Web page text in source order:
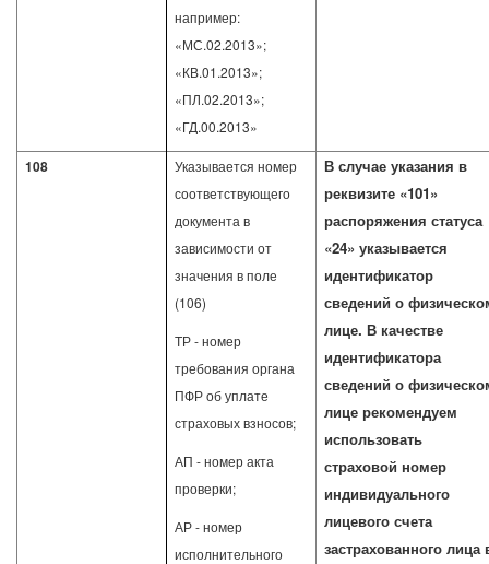
например:
«МС.02.2013»;
«КВ.01.2013»;
«ПЛ.02.2013»;
«ГД.00.2013»
108
Указывается номер
соответствующего
документа в
зависимости от
значения в поле
(106)
ТР - номер
требования органа
ПФР об уплате
страховых взносов;
АП - номер акта
проверки;
АР - номер
исполнительного
В случае указания в
реквизите «101»
распоряжения статуса
«24» указывается
идентификатор
сведений о
лице. В качестве
идентификатора
сведений о
лице рекомендуем
использовать
страховой номер
индивидуального
лицевого счета
застрахованного лица